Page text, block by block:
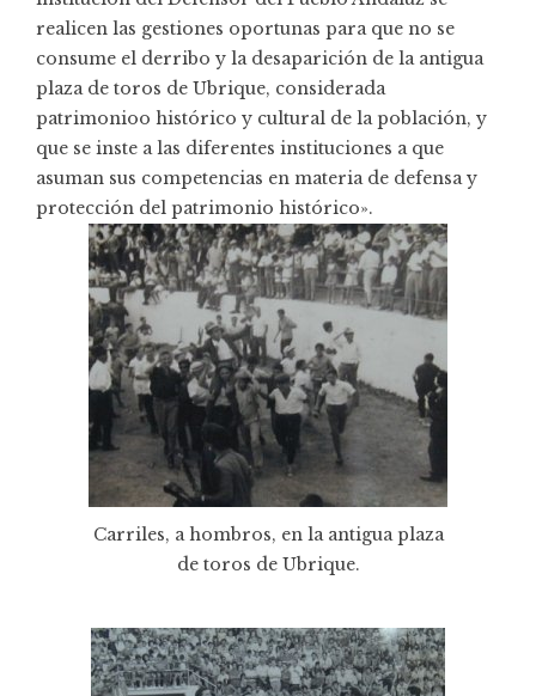
realicen las gestiones oportunas para que no se
consume el derribo y la desaparición de la antigua
plaza de toros de Ubrique, considerada
patrimonioo histórico y cultural de la población, y
que se inste a las diferentes instituciones a que
asuman sus competencias en materia de defensa y
protección del patrimonio histórico».
Carriles, a hombros, en la antigua plaza
de toros de Ubrique.